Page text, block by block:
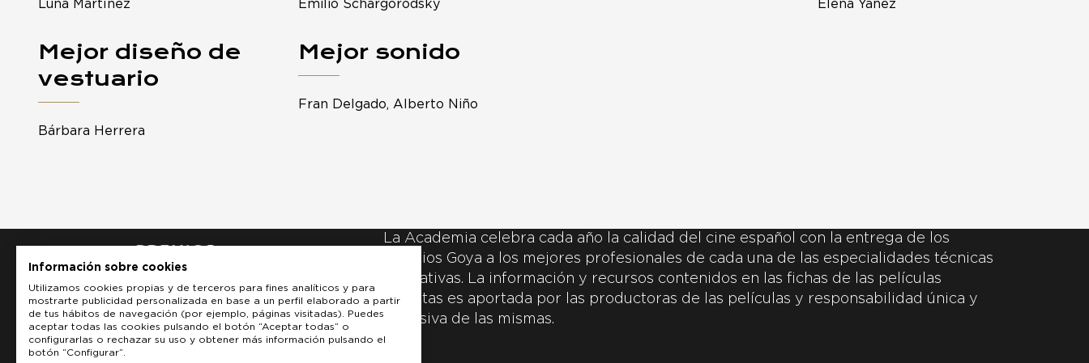
Luna Martínez Emilio Schargorodsky Elena Yañez
Mejor diseño de
vestuario
Bárbara Herrera
Mejor sonido
Fran Delgado, Alberto Niño
La Academia celebra cada año la calidad del cine español con la entrega de los
Premios Goya a los mejores profesionales de cada una de las especialidades técnicas
y creativas. La información y recursos contenidos en las fichas de las películas
inscritas es aportada por las productoras de las películas y responsabilidad única y
exclusiva de las mismas.
Información sobre cookies
Utilizamos cookies propias y de terceros para fines analíticos y para
mostrarte publicidad personalizada en base a un perfil elaborado a partir
de tus hábitos de navegación (por ejemplo, páginas visitadas). Puedes
aceptar todas las cookies pulsando el botón “Aceptar todas” o
configurarlas o rechazar su uso y obtener más información pulsando el
botón “Configurar”.